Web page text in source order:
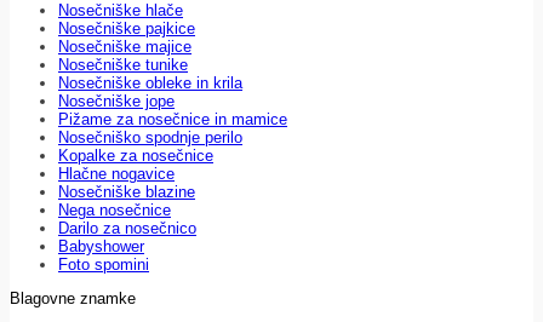
Nosečniške hlače
Nosečniške pajkice
Nosečniške majice
Nosečniške tunike
Nosečniške obleke in krila
Nosečniške jope
Pižame za nosečnice in mamice
Nosečniško spodnje perilo
Kopalke za nosečnice
Hlačne nogavice
Nosečniške blazine
Nega nosečnice
Darilo za nosečnico
Babyshower
Foto spomini
Blagovne znamke